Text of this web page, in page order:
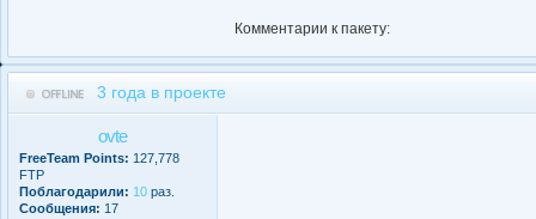
Комментарии к пакету:
3 года в проекте
ovte
FreeTeam Points: 127,778
FTP
Поблагодарили: 10 раз.
Сообщения: 17